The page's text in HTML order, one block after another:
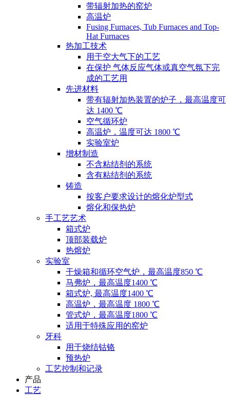
带辐射加热的窑炉
高温炉
Fusing Furnaces, Tub Furnaces and Top-
Hat Furnaces
热加工技术
用于空大气下的工艺
在保护 气体反应气体或真空气氛下完
成的工艺用
先进材料
带有辐射加热装置的炉子，最高温度可
达 1400 ℃
空气循环炉
高温炉，温度可达 1800 ℃
实验室炉
增材制造
不含粘结剂的系统
含有粘结剂的系统
铸造
按客户要求设计的熔化炉型式
熔化和保热炉
手工艺艺术
箱式炉
顶部装载炉
热熔炉
实验室
干燥箱和循环空气炉，最高温度850 ℃
马弗炉，最高温度1400 ℃
箱式炉, 最高温度1400 ℃
高温炉，最高温度 1800 ℃
管式炉，最高温度1800 ℃
适用于特殊应用的窑炉
牙科
用于烧结钴铬
预热炉
工艺控制和记录
产品
工艺